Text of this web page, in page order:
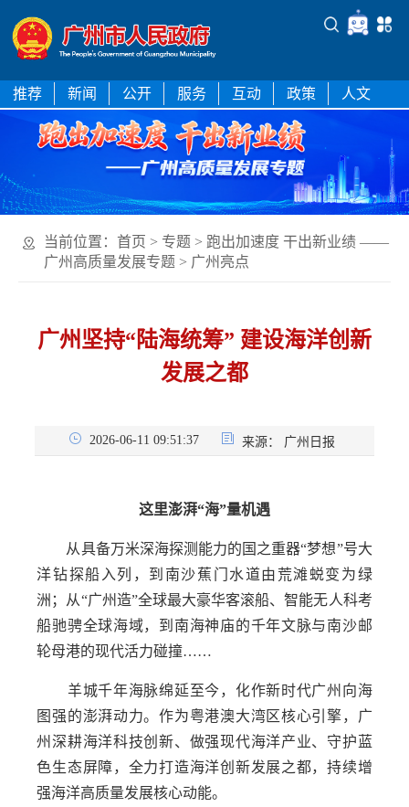
搜索热词： 社保 医保 高质量发展 居住证
州
营商环境 助企纾困
推荐 新闻 公开 服务 互动 政策 人文
当前位置： 首页 > 专题 > 跑出加速度 干出新业绩 ——
广州高质量发展专题 > 广州亮点
广州坚持“陆海统筹” 建设海洋创新
发展之都
2026-06-11 09:51:37 来源： 广州日报
这里澎湃“海”量机遇
从具备万米深海探测能力的国之重器“梦想”号大
洋钻探船入列，到南沙蕉门水道由荒滩蜕变为绿
洲；从“广州造”全球最大豪华客滚船、智能无人科考
船驰骋全球海域，到南海神庙的千年文脉与南沙邮
轮母港的现代活力碰撞……
羊城千年海脉绵延至今，化作新时代广州向海
图强的澎湃动力。作为粤港澳大湾区核心引擎，广
州深耕海洋科技创新、做强现代海洋产业、守护蓝
色生态屏障，全力打造海洋创新发展之都，持续增
强海洋高质量发展核心动能。